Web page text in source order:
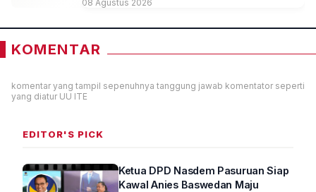
08 Agustus 2026
KOMENTAR
komentar yang tampil sepenuhnya tanggung jawab komentator seperti
yang diatur UU ITE
EDITOR'S PICK
Ketua DPD Nasdem Pasuruan Siap
Kawal Anies Baswedan Maju